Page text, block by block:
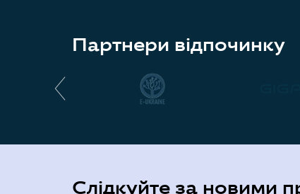
Партнери відпочинку
Слідкуйте за новими